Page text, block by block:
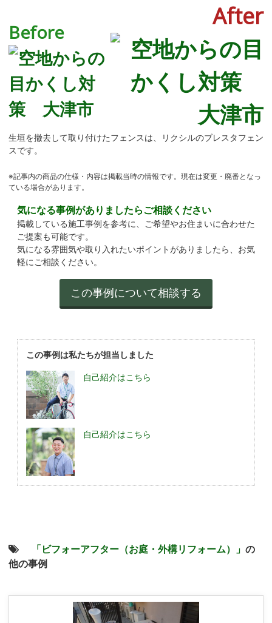
Before
After
生垣を撤去して取り付けたフェンスは、リクシルのブレスタフェン
スです。
※記事内の商品の仕様・内容は掲載当時の情報です。現在は変更・廃番となっ
ている場合があります。
気になる事例がありましたらご相談ください
掲載している施工事例を参考に、ご希望やお住まいに合わせた
ご提案も可能です。
気になる雰囲気や取り入れたいポイントがありましたら、お気
軽にご相談ください。
この事例は私たちが担当しました
自己紹介はこちら
自己紹介はこちら
「ビフォーアフター（お庭・外構リフォーム）」 の
他の事例